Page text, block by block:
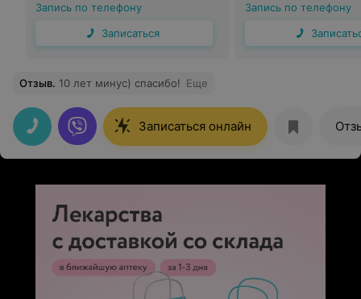
Запись по телефону
Записаться
Запись по телефону
Отзыв. 10 лет минус) спасибо! Еще
Записаться онлайн